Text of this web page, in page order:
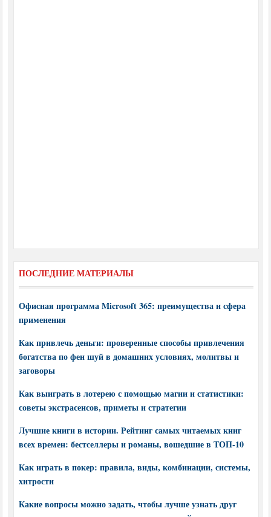
ПОСЛЕДНИЕ МАТЕРИАЛЫ
Офисная программа Microsoft 365: преимущества и сфера
применения
Как привлечь деньги: проверенные способы привлечения
богатства по фен шуй в домашних условиях, молитвы и
заговоры
Как выиграть в лотерею с помощью магии и статистики:
советы экстрасенсов, приметы и стратегии
Лучшие книги в истории. Рейтинг самых читаемых книг
всех времен: бестселлеры и романы, вошедшие в ТОП-10
Как играть в покер: правила, виды, комбинации, системы,
хитрости
Какие вопросы можно задать, чтобы лучше узнать друг